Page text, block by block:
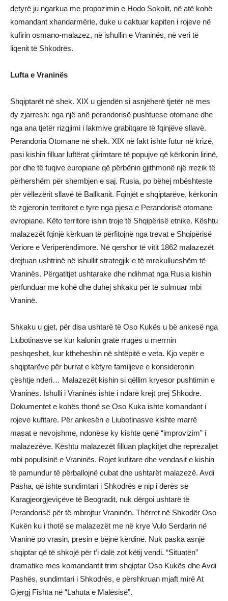
detyrë ju ngarkua me propozimin e Hodo Sokolit, në atë kohë
komandant xhandarmërie, duke u caktuar kapiten i rojeve në
kufirin osmano-malazez, në ishullin e Vraninës, në veri të
liqenit të Shkodrës.
Lufta e Vraninës
Shqiptarët në shek. XIX u gjendën si asnjëherë tjetër në mes
dy zjarresh: nga një anë perandorisë pushtuese otomane dhe
nga ana tjetër rizgjimi i lakmive grabitqare të fqinjëve sllavë.
Perandoria Otomane në shek. XIX në fakt ishte futur në krizë,
pasi kishin filluar luftërat çlirimtare të popujve që kërkonin lirinë,
por dhe të fuqive europiane që përbënin gjithmonë një rrezik të
përhershëm për shembjen e saj. Rusia, po bëhej mbështeste
për vëllezërit sllavë të Ballkanit. Fqinjët e shqiptarëve, kërkonin
të zgjeronin territoret e tyre nga pjesa e Perandorisë otomane
evropiane. Këto territore ishin troje të Shqipërisë etnike. Kështu
malazezët fqinjë kërkuan të përfitojnë nga trevat e Shqipërisë
Veriore e Veriperëndimore. Në qershor të vitit 1862 malazezët
drejtuan ushtrinë në ishullit strategjik e të mrekullueshëm të
Vraninës. Përgatitjet ushtarake dhe ndihmat nga Rusia kishin
përfunduar me kohë dhe duhej shkaku për të sulmuar mbi
Vraninë.
Shkaku u gjet, për disa ushtarë të Oso Kukës u bë ankesë nga
Liubotinasve se kur kalonin gratë rrugës u merrnin
peshqeshet, kur ktheheshin në shtëpitë e veta. Kjo vepër e
shqiptarëve për burrat e këtyre familjeve e konsideronin
çështje nderi… Malazezët kishin si qëllim kryesor pushtimin e
Vraninës. Ishulli i Vraninës ishte i ndarë krejt prej Shkodre.
Dokumentet e kohës thonë se Oso Kuka ishte komandant i
rojeve kufitare. Për ankesën e Liubotinasve kishte marrë
masat e nevojshme, ndonëse ky kishte qenë “improvizim” i
malazezëve. Kështu malazezët filluan plaçkitjet dhe reprezaljet
mbi popullsinë e Vraninës. Rojet kufitare dhe vendasit e kishin
të pamundur të përballojnë cubat dhe ushtarët malazezë. Avdi
Pasha, që ishte sundimtari i Shkodrës e nip i derës së
Karagjeorgjeviçëve të Beogradit, nuk dërgoi ushtarë të
Perandorisë për të mbrojtur Vraninën. Thërret në Shkodër Oso
Kukën ku i thotë se malazezët me në krye Vulo Serdarin në
Vraninë po vrasin, presin e bëjnë kërdinë. Nuk paska asnjë
shqiptar që të shkojë për t’i dalë zot këtij vendi. “Situatën”
dramatike mes komandantit trim shqiptar Oso Kukës dhe Avdi
Pashës, sundimtari i Shkodrës, e përshkruan mjaft mirë At
Gjergj Fishta në “Lahuta e Malësisë”.